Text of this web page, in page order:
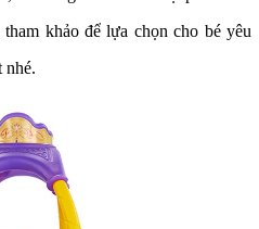
khảo để lựa chọn cho bé yêu
nhé.